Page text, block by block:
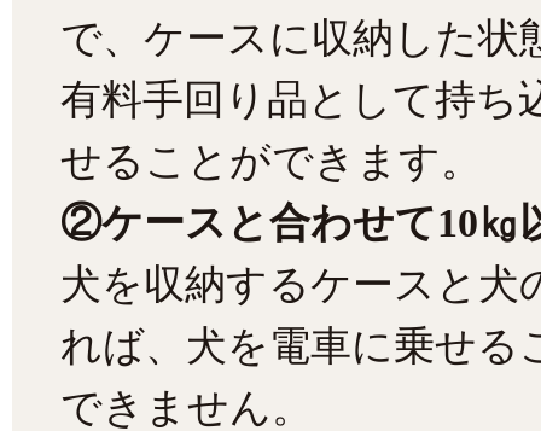
で、ケースに収納した状
有料手回り品として持ち
せることができます。
②ケースと合わせて10㎏
犬を収納するケースと犬
れば、犬を電車に乗せる
できません。